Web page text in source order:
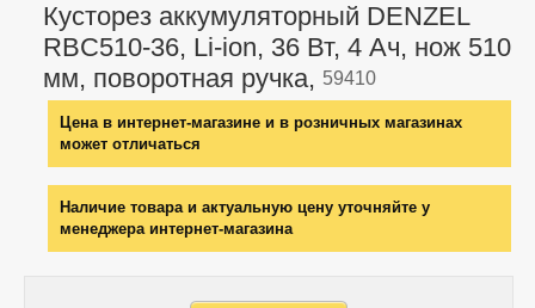
Кусторез аккумуляторный DENZEL
RBC510-36, Li-ion, 36 Вт, 4 Ач, нож 510
мм, поворотная ручка, 59410
Цена в интернет-магазине и в розничных магазинах
может отличаться
Наличие товара и актуальную цену уточняйте у
менеджера интернет-магазина